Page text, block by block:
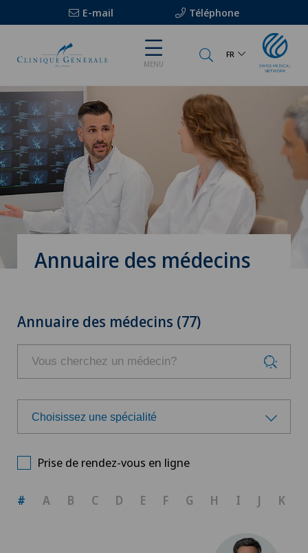
E-mail Téléphone
MENU
FR
Annuaire des médecins
Annuaire des médecins (77)
Choisissez une spécialité
Prise de rendez-vous en ligne
# A B C D E F G H I J K